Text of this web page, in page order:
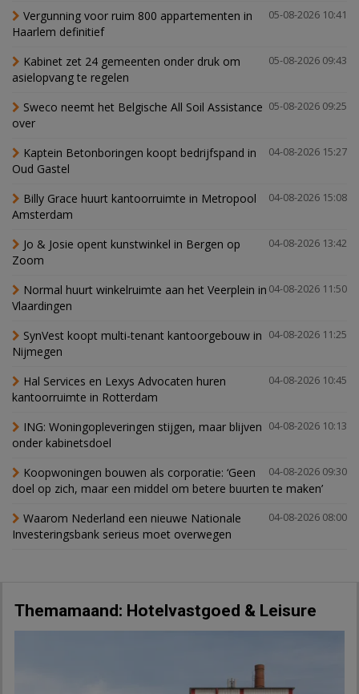
05-08-2026 10:41
Vergunning voor ruim 800 appartementen in
Haarlem definitief
05-08-2026 09:43
Kabinet zet 24 gemeenten onder druk om
asielopvang te regelen
05-08-2026 09:25
Sweco neemt het Belgische All Soil Assistance
over
04-08-2026 15:27
Kaptein Betonboringen koopt bedrijfspand in
Oud Gastel
04-08-2026 15:08
Billy Grace huurt kantoorruimte in Metropool
Amsterdam
04-08-2026 13:42
Jo & Josie opent kunstwinkel in Bergen op
Zoom
04-08-2026 11:50
Normal huurt winkelruimte aan het Veerplein in
Vlaardingen
04-08-2026 11:25
SynVest koopt multi-tenant kantoorgebouw in
Nijmegen
04-08-2026 10:45
Hal Services en Lexys Advocaten huren
kantoorruimte in Rotterdam
04-08-2026 10:13
ING: Woningopleveringen stijgen, maar blijven
onder kabinetsdoel
04-08-2026 09:30
Koopwoningen bouwen als corporatie: ‘Geen
doel op zich, maar een middel om betere buurten te maken’
04-08-2026 08:00
Waarom Nederland een nieuwe Nationale
Investeringsbank serieus moet overwegen
Themamaand: Hotelvastgoed & Leisure